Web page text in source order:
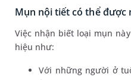
Mụn nội tiết có thể được
Việc nhận biết loại mụn
hiệu như:
Với những người ở